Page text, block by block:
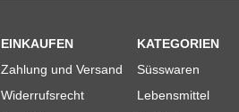
EINKAUFEN
Zahlung und Versand
Widerrufsrecht
KATEGORIEN
Süsswaren
Lebensmittel